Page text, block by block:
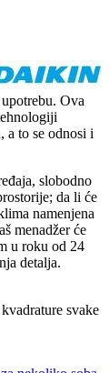
Ova
a to se odnosi i
slobodno
da li će
namenjena
menadžer će
u roku od 24
detalja.
svake